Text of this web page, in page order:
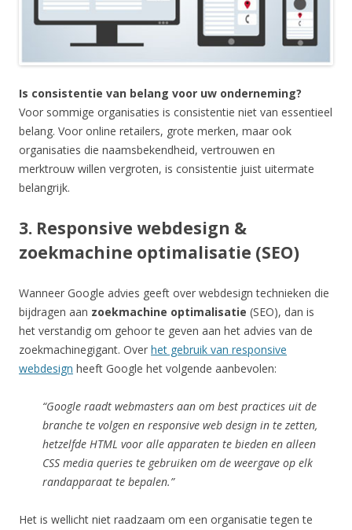
Is consistentie van belang voor uw onderneming?
Voor sommige organisaties is consistentie niet van essentieel
belang. Voor online retailers, grote merken, maar ook
organisaties die naamsbekendheid, vertrouwen en
merktrouw willen vergroten, is consistentie juist uitermate
belangrijk.
3. Responsive webdesign &
zoekmachine optimalisatie (SEO)
Wanneer Google advies geeft over webdesign technieken die
bijdragen aan zoekmachine optimalisatie (SEO), dan is
het verstandig om gehoor te geven aan het advies van de
zoekmachinegigant. Over het gebruik van responsive
webdesign heeft Google het volgende aanbevolen:
“Google raadt webmasters aan om best practices uit de
branche te volgen en responsive web design in te zetten,
hetzelfde HTML voor alle apparaten te bieden en alleen
CSS media queries te gebruiken om de weergave op elk
randapparaat te bepalen.”
Het is wellicht niet raadzaam om een organisatie tegen te